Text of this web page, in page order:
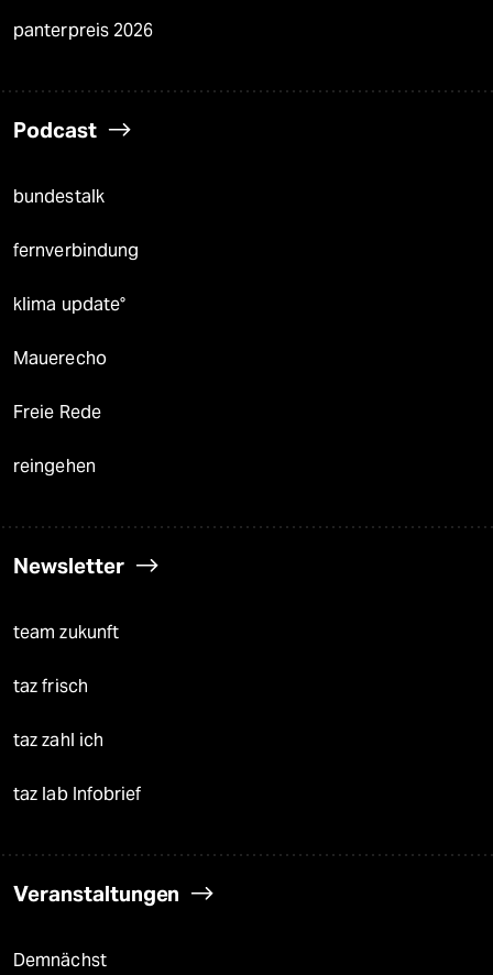
panterpreis 2026
Podcast
bundestalk
fernverbindung
klima update°
Mauerecho
Freie Rede
reingehen
Newsletter
team zukunft
taz frisch
taz zahl ich
taz lab Infobrief
Veranstaltungen
Demnächst